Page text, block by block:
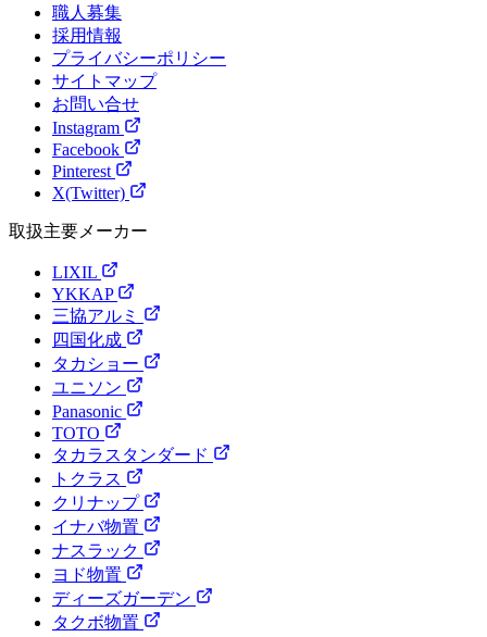
職人募集
採用情報
プライバシーポリシー
サイトマップ
お問い合せ
Instagram
Facebook
Pinterest
X(Twitter)
取扱主要メーカー
LIXIL
YKKAP
三協アルミ
四国化成
タカショー
ユニソン
Panasonic
TOTO
タカラスタンダード
トクラス
クリナップ
イナバ物置
ナスラック
ヨド物置
ディーズガーデン
タクボ物置